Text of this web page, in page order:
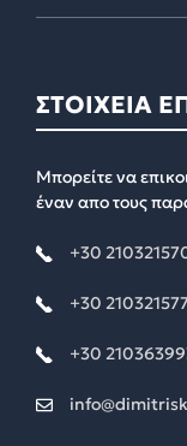
ΣΤΟΙΧΕΙΑ
Μπορείτε να
έναν απο τους
+30
+30
+30